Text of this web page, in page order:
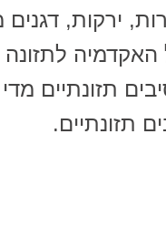
ירקות,
תזונתיים.